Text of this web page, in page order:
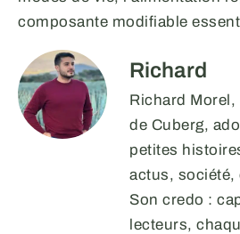
composante modifiable
Richard
Richard
de Cuberg,
petites
actus,
Son credo :
lecteurs,